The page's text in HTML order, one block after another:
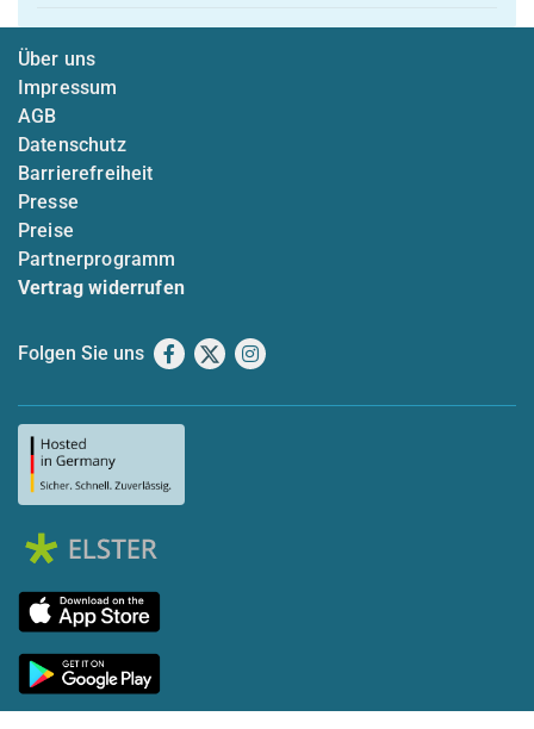
Über uns
Impressum
AGB
Datenschutz
Barrierefreiheit
Presse
Preise
Partnerprogramm
Vertrag widerrufen
Folgen Sie uns Facebook
X Instagram